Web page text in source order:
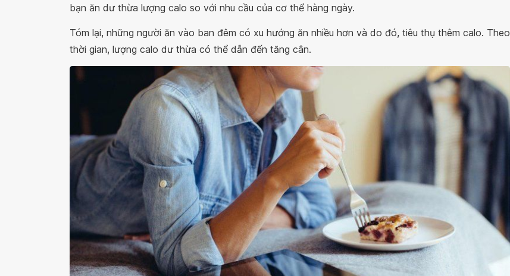
bạn ăn dư thừa lượng calo so với nhu cầu của cơ thể hàng ngày.
Tóm lại, những người ăn vào ban đêm có xu hướng ăn nhiều hơn và do đó, tiêu thụ thêm calo. Theo
thời gian, lượng calo dư thừa có thể dẫn đến tăng cân.